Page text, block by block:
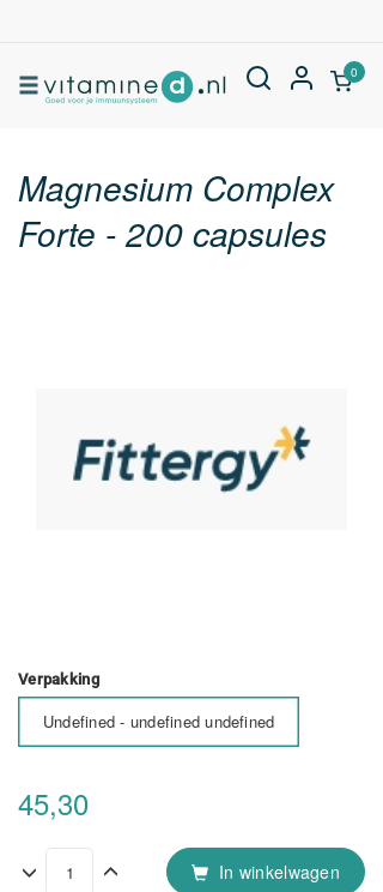
0
Magnesium Complex
Forte - 200 capsules
Verpakking
Undefined - undefined undefined
45,30
In winkelwagen